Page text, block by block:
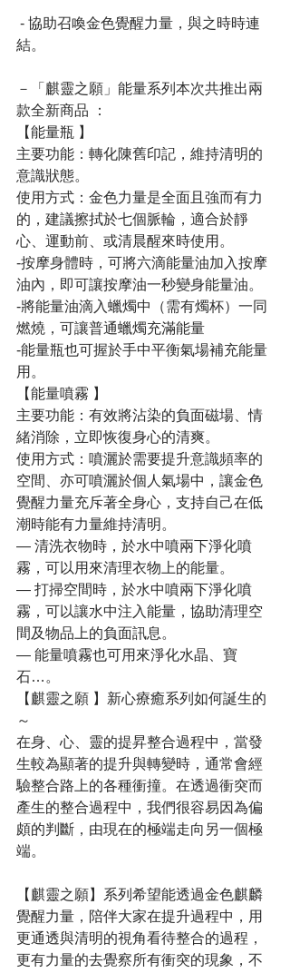
結。
－「麒靈之願」能量系列本次共推出兩
款全新商品 ：
【能量瓶 】
主要功能：轉化陳舊印記，維持清明的
意識狀態。
使用方式：金色力量是全面且強而有力
的，建議擦拭於七個脈輪，適合於靜
心、運動前、或清晨醒來時使用。
-按摩身體時，可將六滴能量油加入按摩
油內，即可讓按摩油一秒變身能量油。
-將能量油滴入蠟燭中（需有燭杯）一同
燃燒，可讓普通蠟燭充滿能量
-能量瓶也可握於手中平衡氣場補充能量
用。
【能量噴霧 】
主要功能：有效將沾染的負面磁場、情
緒消除，立即恢復身心的清爽。
使用方式：噴灑於需要提升意識頻率的
空間、亦可噴灑於個人氣場中，讓金色
覺醒力量充斥著全身心，支持自己在低
潮時能有力量維持清明。
— 清洗衣物時，於水中噴兩下淨化噴
霧，可以用來清理衣物上的能量。
— 打掃空間時，於水中噴兩下淨化噴
霧，可以讓水中注入能量，協助清理空
間及物品上的負面訊息。
— 能量噴霧也可用來淨化水晶、寶
石…。
【麒靈之願 】新心療癒系列如何誕生的
～
在身、心、靈的提昇整合過程中，當發
生較為顯著的提升與轉變時，通常會經
驗整合路上的各種衝撞。在透過衝突而
產生的整合過程中，我們很容易因為偏
頗的判斷，由現在的極端走向另一個極
端。
【麒靈之願】系列希望能透過金色麒麟
覺醒力量，陪伴大家在提升過程中，用
更通透與清明的視角看待整合的過程，
更有力量的去覺察所有衝突的現象，不